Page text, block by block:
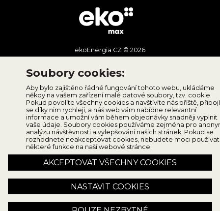
Soubory cookies:
Aby bylo zajištěno řádné fungování tohoto webu, ukládáme
někdy na vašem zařízení malé datové soubory, tzv. cookie.
Pokud povolíte všechny cookies a navštívíte nás příště,
se díky nim rychleji, a náš web vám nabídne relevantní
informace a umožní vám během objednávky snadněji vyplnit
vaše údaje. Soubory cookies používáme zejména pro
analýzu návštěvnosti a vylepšování našich stránek. Pokud se
rozhodnete neakceptovat cookies, nebudete moci používat
některé funkce na naší webové stránce.
AKCEPTOVAT VŠECHNY COOKIES
NASTAVIT COOKIES
ekoEnergia CZ © 2026
Doprava
Blog
Nejčastější dotazy
Kontakt
Všeobecné obchodní podmínky
Formulář pro odstoupení od smlouvy
Reklamační formulář
Ochrana osobních údajů
Návody na použití